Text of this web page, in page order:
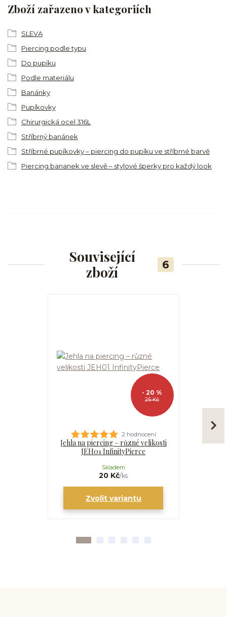
Zboží zařazeno v kategoriích
SLEVA
Piercing podle typu
Do pupíku
Podle materiálu
Banánky
Pupíkovky
Chirurgická ocel 316L
Stříbrný banánek
Stříbrné pupíkovky – piercing do pupíku ve stříbrné barvě
Piercing bananek ve slevě – stylové šperky pro každý look
Související
zboží
6
25 Kč
- 20 %
2 hodnocení
Jehla na piercing – různé velikosti
JEH01 InfinityPierce
20 Kč/ks
Skladem
Zvolit variantu